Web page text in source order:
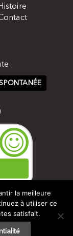
Histoire
légales
la meilleure
à utiliser ce
satisfait.